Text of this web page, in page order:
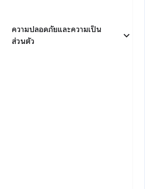
ความปลอดภัยและความเป็น
ส่วนตัว